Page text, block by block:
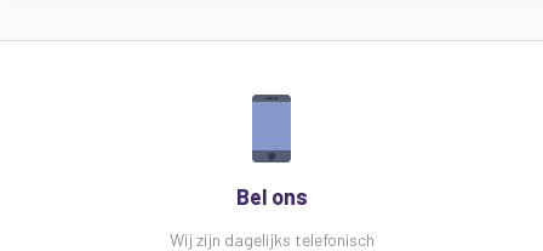
Zekering: T3A 250V
Bel ons
Wij zijn dagelijks telefonisch